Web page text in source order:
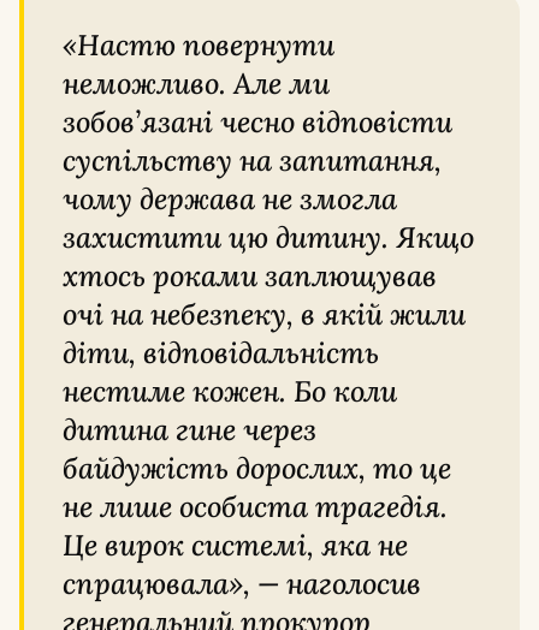
«Настю повернути
неможливо. Але ми
зобов’язані чесно відповісти
суспільству на запитання,
чому держава не змогла
захистити цю дитину. Якщо
хтось роками заплющував
очі на небезпеку, в якій жили
діти, відповідальність
нестиме кожен. Бо коли
дитина гине через
байдужість дорослих, то це
не лише особиста трагедія.
Це вирок системі, яка не
спрацювала», — наголосив
генеральний прокурор